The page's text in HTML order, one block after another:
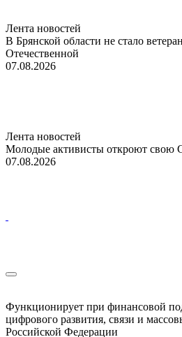
Лента новостей
В Брянской области не стало
Отечественной
07.08.2026
Лента новостей
Молодые активисты откроют свою
07.08.2026
Функционирует при финансовой
цифрового развития, связи и
Российской Федерации